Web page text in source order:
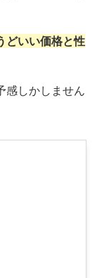
どいい価格と性
感しかしません